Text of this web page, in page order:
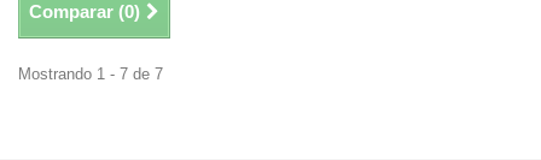
Comparar (0)
Mostrando 1 - 7 de 7